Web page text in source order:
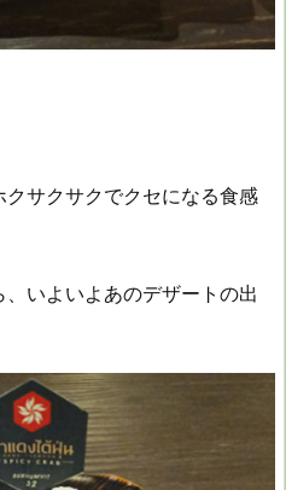
サクサクでクセになる食感
いよいよあのデザートの出